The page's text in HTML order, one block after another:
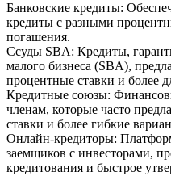
Банковские кредиты:
кредиты с разными
погашения.
Ссуды SBA: Кредиты,
малого бизнеса (SBA),
процентные ставки и более
Кредитные союзы:
членам, которые часто
ставки и более гибкие
Онлайн-кредиторы:
заемщиков с инвесторами,
кредитования и быстрое